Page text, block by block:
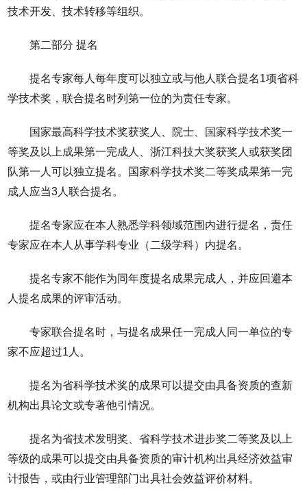
技术开发、技术转移等组织。
第二部分 提名
提名专家每人每年度可以独立或与他人联合提名1项省科
学技术奖，联合提名时列第一位的为责任专家。
国家最高科学技术奖获奖人、院士、国家科学技术奖一
等奖及以上成果第一完成人、浙江科技大奖获奖人或获奖团
队第一人可以独立提名。国家科学技术奖二等奖成果第一完
成人应当3人联合提名。
提名专家应在本人熟悉学科领域范围内进行提名，责任
专家应在本人从事学科专业（二级学科）内提名。
提名专家不能作为同年度提名成果完成人，并应回避本
人提名成果的评审活动。
专家联合提名时，与提名成果任一完成人同一单位的专
家不应超过1人。
提名为省科学技术奖的成果可以提交由具备资质的查新
机构出具论文或专著他引情况。
提名为省技术发明奖、省科学技术进步奖二等奖及以上
等级的成果可以提交由具备资质的审计机构出具经济效益审
计报告，或由行业管理部门出具社会效益评价材料。